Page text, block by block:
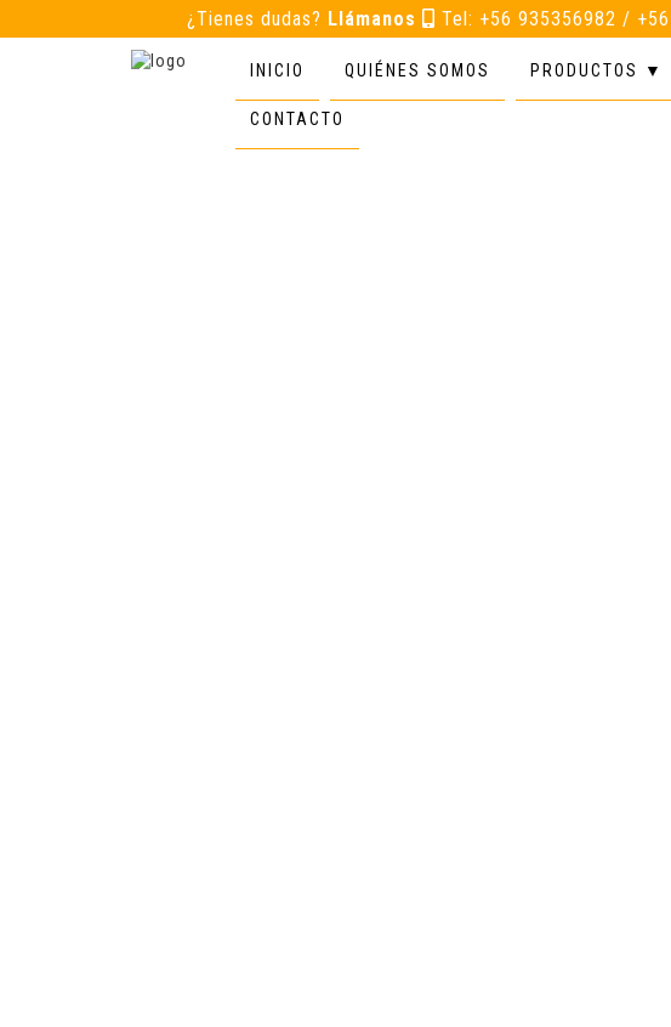
¿Tienes dudas? Llámanos Tel: +56 935356982 /
INICIO QUIÉNES SOMOS PRODUCTOS ▼
CONTACTO